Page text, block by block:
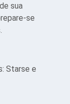
sua
se
Starse e